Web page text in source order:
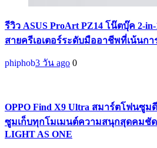
รีวิว ASUS ProArt PZ14 โน๊ตบุ๊ค 2-
สายครีเอเตอร์ระดับมืออาชีพที่เน้นก
phiphob3 วัน ago 0
OPPO Find X9 Ultra สมาร์ตโฟนซูม
ซูมเก็บทุกโมเมนต์ความสนุกสุดคมชัด
LIGHT AS ONE